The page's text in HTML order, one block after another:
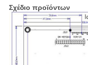
Σχέδιο προϊόντων